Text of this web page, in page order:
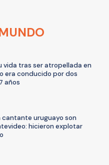
vida tras ser atropellada en
era conducido por dos
años
cantante uruguayo son
hicieron explotar